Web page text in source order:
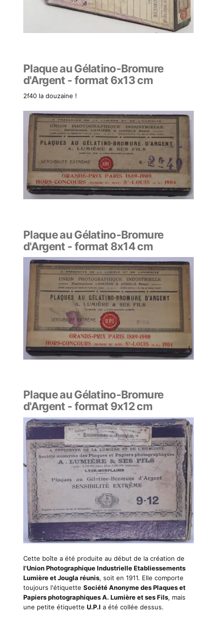
Plaque au Gélatino-Bromure
d'Argent - format 6x13 cm
2f40 la douzaine !
Plaque au Gélatino-Bromure
d'Argent - format 8x14 cm
Plaque au Gélatino-Bromure
d'Argent - format 9x12 cm
Cette boîte a été produite au début de la création de
l'Union Photographique Industrielle Etabliessements
Lumière et Jougla réunis, soit en 1911. Elle comporte
toujours l'étiquette Société Anonyme des Plaques et
Papiers photographiques A. Lumière et ses Fils, mais
une petite étiquette U.P.I a été collée dessus.